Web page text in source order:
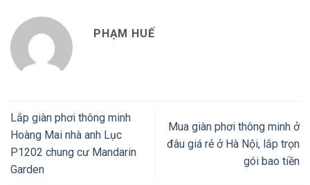
PHẠM HUẾ
Lắp giàn phơi thông minh
Hoàng Mai nhà anh Lục
P1202 chung cư Mandarin
Garden
Mua giàn phơi thông minh ở
đâu giá rẻ ở Hà Nội, lắp trọn
gói bao tiền